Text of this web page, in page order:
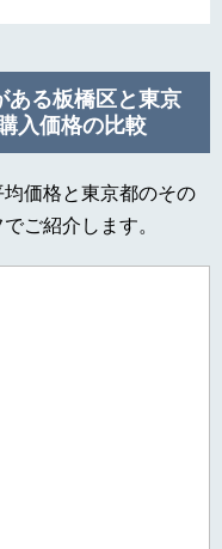
ある板橋区と東京
入価格の比較
価格と東京都のその
ご紹介します。